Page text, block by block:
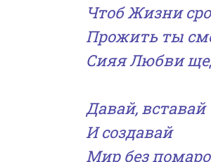
Чтоб Жизни
Прожить ты
Сияя Любви
Давай, вставай
И создавай
Мир без